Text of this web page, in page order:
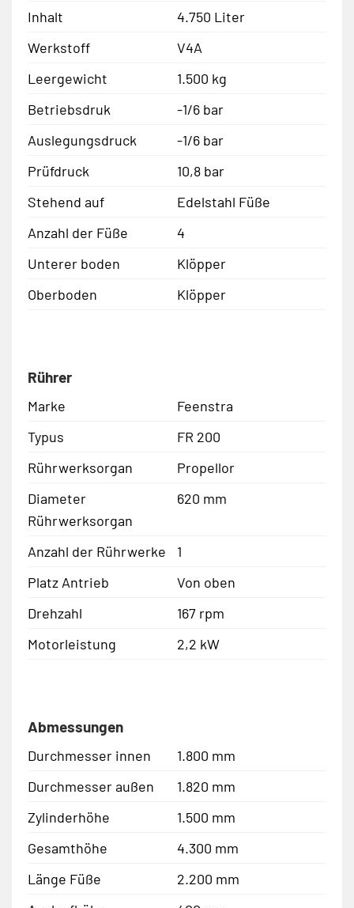
Inhalt
4.750 Liter
Werkstoff
V4A
Leergewicht
1.500 kg
Betriebsdruk
-1/6 bar
Auslegungsdruck
-1/6 bar
Prüfdruck
10,8 bar
Stehend auf
Edelstahl Füße
Anzahl der Füße
4
Unterer boden
Klöpper
Oberboden
Klöpper
Rührer
Marke
Feenstra
Typus
FR 200
Rührwerksorgan
Propellor
Diameter
Rührwerksorgan
620 mm
Anzahl der Rührwerke
1
Platz Antrieb
Von oben
Drehzahl
167 rpm
Motorleistung
2,2 kW
Abmessungen
Durchmesser innen
1.800 mm
Durchmesser außen
1.820 mm
Zylinderhöhe
1.500 mm
Gesamthöhe
4.300 mm
Länge Füße
2.200 mm